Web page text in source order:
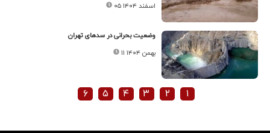
۰۵ اسفند ۱۴۰۴
وضعیت بحرانی در سدهای تهران
۱۱ بهمن ۱۴۰۴
۱ ۲ ۳ ۴ ۵ ۶